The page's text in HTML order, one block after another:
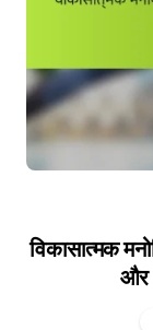
विकासात्मक
और